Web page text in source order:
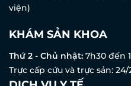
viện)
KHÁM SẢN KHOA
Thứ 2 - Chủ nhật: 7h30 đến
Trực cấp cứu và trực sản: 24/